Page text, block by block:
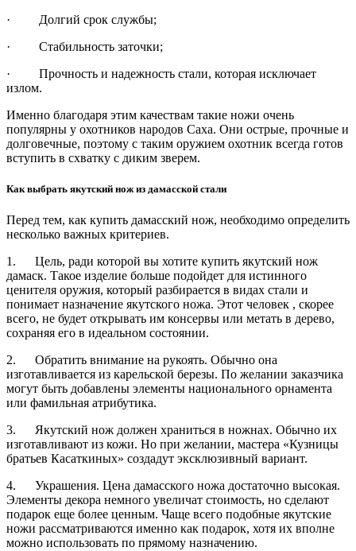
· Долгий срок службы;
· Стабильность заточки;
· Прочность и надежность стали, которая исключает
излом.
Именно благодаря этим качествам такие ножи очень
популярны у охотников народов Саха. Они острые, прочные и
долговечные, поэтому с таким оружием охотник всегда готов
вступить в схватку с диким зверем.
Как выбрать якутский нож из дамасской стали
Перед тем, как купить дамасский нож, необходимо определить
несколько важных критериев.
1. Цель, ради которой вы хотите купить якутский нож
дамаск. Такое изделие больше подойдет для истинного
ценителя оружия, который разбирается в видах стали и
понимает назначение якутского ножа. Этот человек , скорее
всего, не будет открывать им консервы или метать в дерево,
сохраняя его в идеальном состоянии.
2. Обратить внимание на рукоять. Обычно она
изготавливается из карельской березы. По желании заказчика
могут быть добавлены элементы национального орнамента
или фамильная атрибутика.
3. Якутский нож должен храниться в ножнах. Обычно их
изготавливают из кожи. Но при желании, мастера «Кузницы
братьев Касаткиных» создадут эксклюзивный вариант.
4. Украшения. Цена дамасского ножа достаточно высокая.
Элементы декора немного увеличат стоимость, но сделают
подарок еще более ценным. Чаще всего подобные якутские
ножи рассматриваются именно как подарок, хотя их вполне
можно использовать по прямому назначению.